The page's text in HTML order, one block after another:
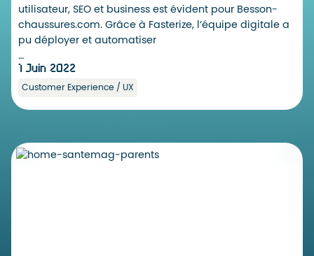
utilisateur, SEO et business est évident pour Besson-
chaussures.com. Grâce à Fasterize, l’équipe digitale a
pu déployer et automatiser
…
1 Juin 2022
Customer Experience / UX